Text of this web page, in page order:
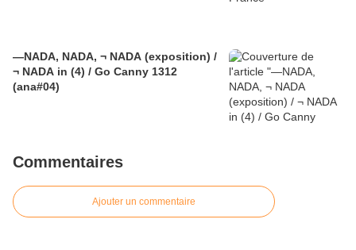
—NADA, NADA, ¬ NADA (exposition) /
¬ NADA in (4) / Go Canny 1312
(ana#04)
Commentaires
Ajouter un commentaire